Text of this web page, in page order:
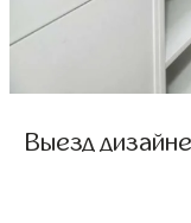
Выезд